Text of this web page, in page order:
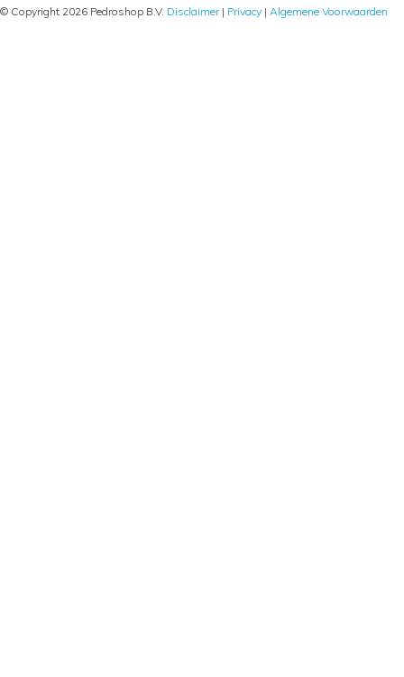
© Copyright 2026 Pedroshop B.V. Disclaimer| Privacy | Algemene Voorwaarden